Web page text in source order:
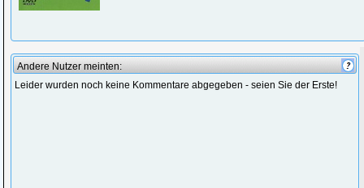
Andere Nutzer meinten:
Leider wurden noch keine Kommentare abgegeben - seien Sie der Erste!